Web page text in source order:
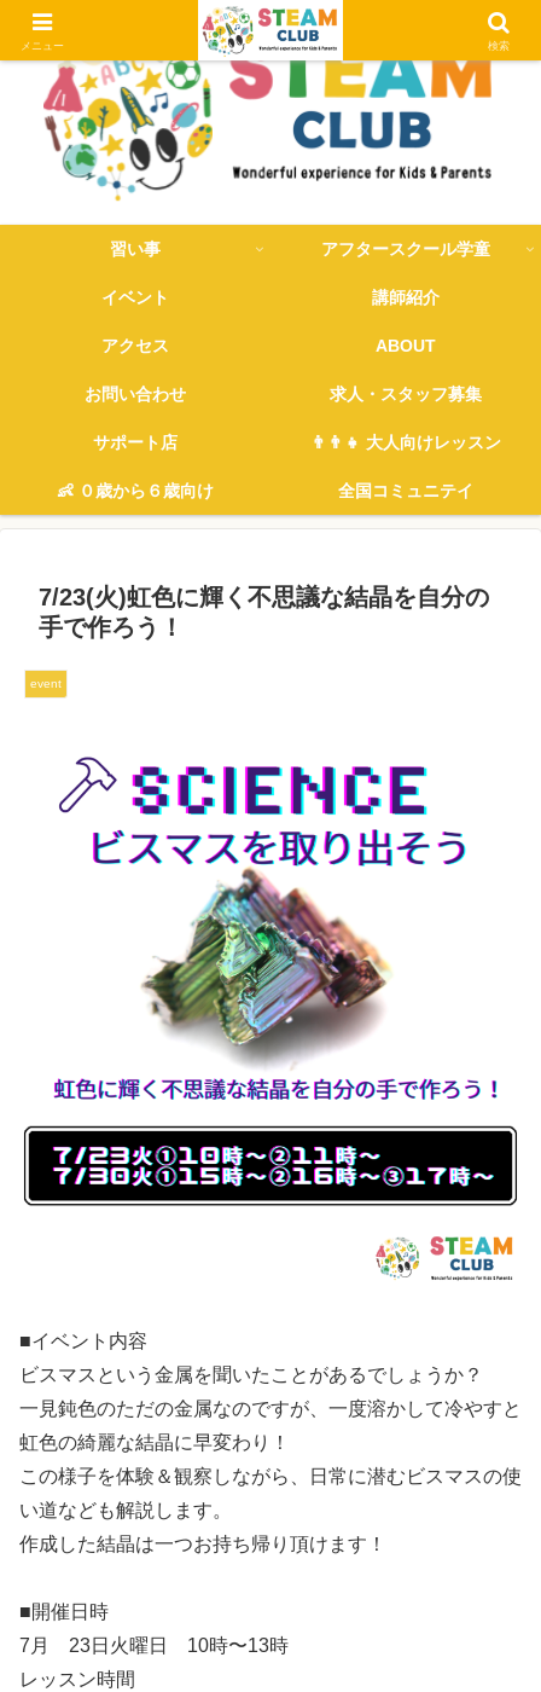
習い事 アフタースクール学童
イベント 講師紹介
アクセス ABOUT
お問い合わせ 求人・スタッフ募集
サポート店 👨‍👨‍👧 大人向けレッスン
👶 ０歳から６歳向け 全国コミュニテイ
7/23(火)虹色に輝く不思議な結晶を自分の
手で作ろう！
event
■イベント内容
ビスマスという金属を聞いたことがあるでしょうか？
一見鈍色のただの金属なのですが、一度溶かして冷やすと
虹色の綺麗な結晶に早変わり！
この様子を体験＆観察しながら、日常に潜むビスマスの使
い道なども解説します。
作成した結晶は一つお持ち帰り頂けます！
■開催日時
7月 23日火曜日 10時〜13時
レッスン時間
メニュー 検索